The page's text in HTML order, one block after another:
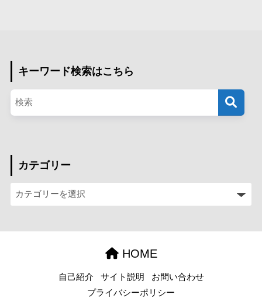
キーワード検索はこちら
カテゴリー
HOME
自己紹介 サイト説明
お問い合わせ
プライバシーポリシー